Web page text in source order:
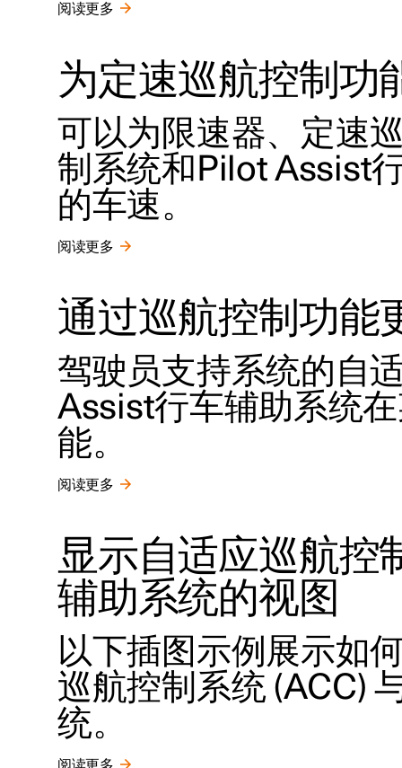
阅读更多
为定速巡航控制功
可以为限速器、定速
制系统和Pilot Assist
的车速。
阅读更多
通过巡航控制功能
驾驶员支持系统的自
Assist行车辅助系统
能。
阅读更多
显示自适应巡航控
辅助系统的视图
以下插图示例展示如
巡航控制系统 (ACC)
统。